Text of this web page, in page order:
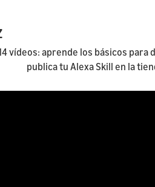
vídeos: aprende los básicos
publica tu Alexa Skill en la